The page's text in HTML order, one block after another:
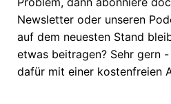
Newsletter oder unseren
auf dem neuesten Stand
etwas beitragen? Sehr gern
dafür mit einer kostenfreien